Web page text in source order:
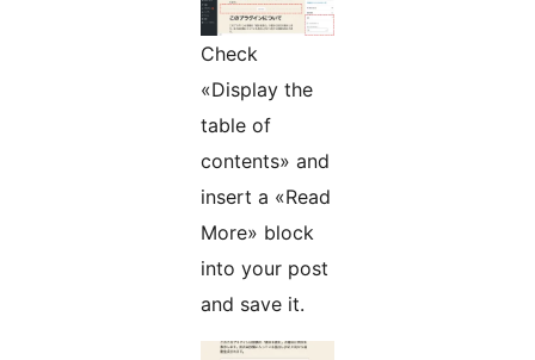
Check
«Display the
table of
contents» and
insert a «Read
More» block
into your post
and save it.